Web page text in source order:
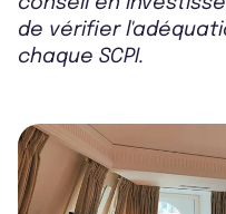
de vérifier
chaque SCPI.